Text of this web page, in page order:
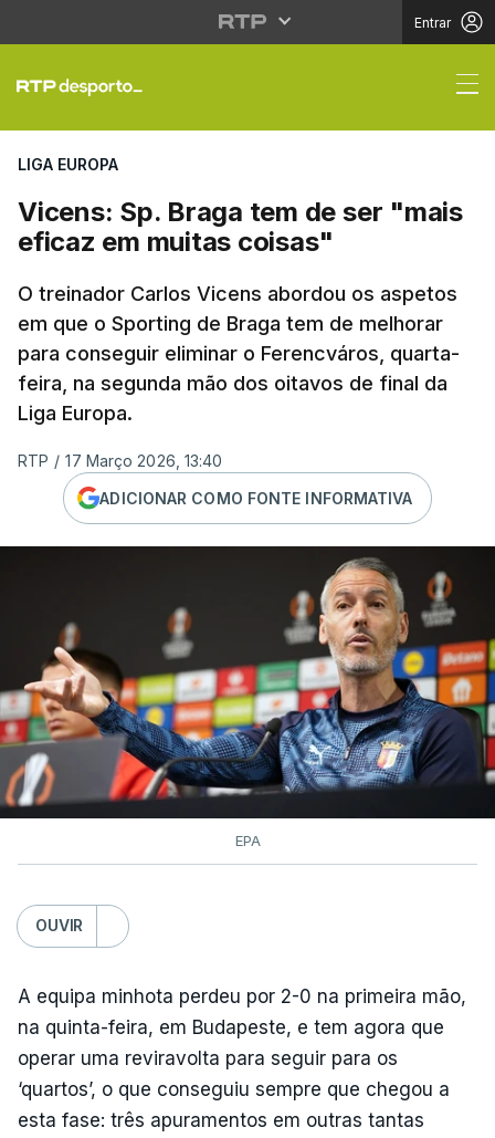
Entrar
Vicens: Sp. Braga
LIGA EUROPA
Vicens: Sp. Braga tem de ser "mais
eficaz em muitas coisas"
O treinador Carlos Vicens abordou os aspetos
em que o Sporting de Braga tem de melhorar
para conseguir eliminar o Ferencváros, quarta-
feira, na segunda mão dos oitavos de final da
Liga Europa.
RTP / 17 Março 2026, 13:40
ADICIONAR COMO FONTE INFORMATIVA
EPA
OUVIR
A equipa minhota perdeu por 2-0 na primeira mão,
na quinta-feira, em Budapeste, e tem agora que
operar uma reviravolta para seguir para os
‘quartos’, o que conseguiu sempre que chegou a
esta fase: três apuramentos em outras tantas